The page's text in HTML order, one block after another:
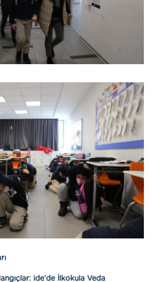
ide’de İlkokula Veda